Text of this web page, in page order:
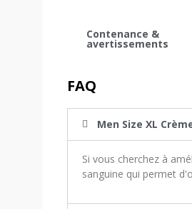
Contenance &
avertissements
FAQ
Men Size XL
Si vous cherchez à
sanguine qui permet